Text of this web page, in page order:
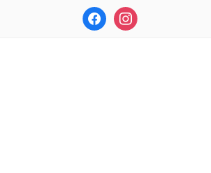
facebookinstagram